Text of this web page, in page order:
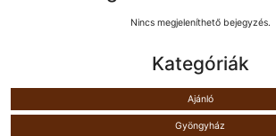
Nincs megjeleníthető bejegyzés.
Kategóriák
Ajánló
Gyöngyház